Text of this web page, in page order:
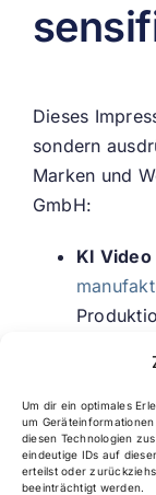
Um dir ein optimales
um
diesen Technologien
eindeutige IDs auf
erteilst oder
beeinträchtigt werden.
Dieses
sondern
Marken und
GmbH:
KI
Abs. 2 MStV
sensified AI